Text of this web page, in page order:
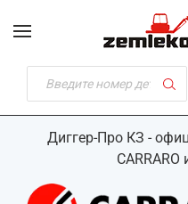
Диггер-Про КЗ -
CARRARO